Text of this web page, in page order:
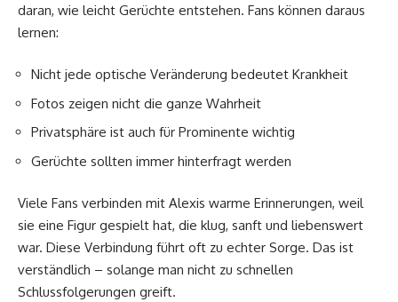
daran, wie leicht Gerüchte entstehen. Fans können daraus
lernen:
Nicht jede optische Veränderung bedeutet Krankheit
Fotos zeigen nicht die ganze Wahrheit
Privatsphäre ist auch für Prominente wichtig
Gerüchte sollten immer hinterfragt werden
Viele Fans verbinden mit Alexis warme Erinnerungen, weil
sie eine Figur gespielt hat, die klug, sanft und liebenswert
war. Diese Verbindung führt oft zu echter Sorge. Das ist
verständlich – solange man nicht zu schnellen
Schlussfolgerungen greift.